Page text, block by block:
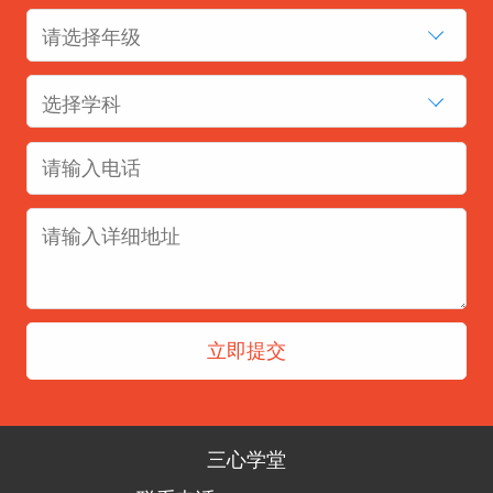
请选择年级
选择学科
三心学堂